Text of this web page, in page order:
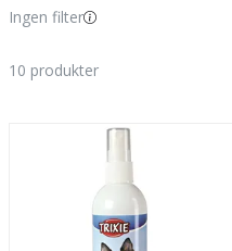
Ingen filter
10 produkter